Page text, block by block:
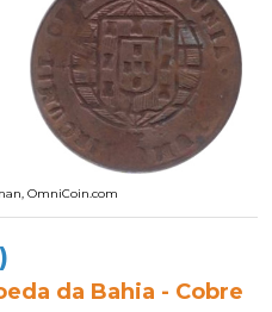
OmniCoin.com
da Bahia - Cobre